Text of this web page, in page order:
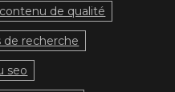
contenu de qualité
recherche
seo